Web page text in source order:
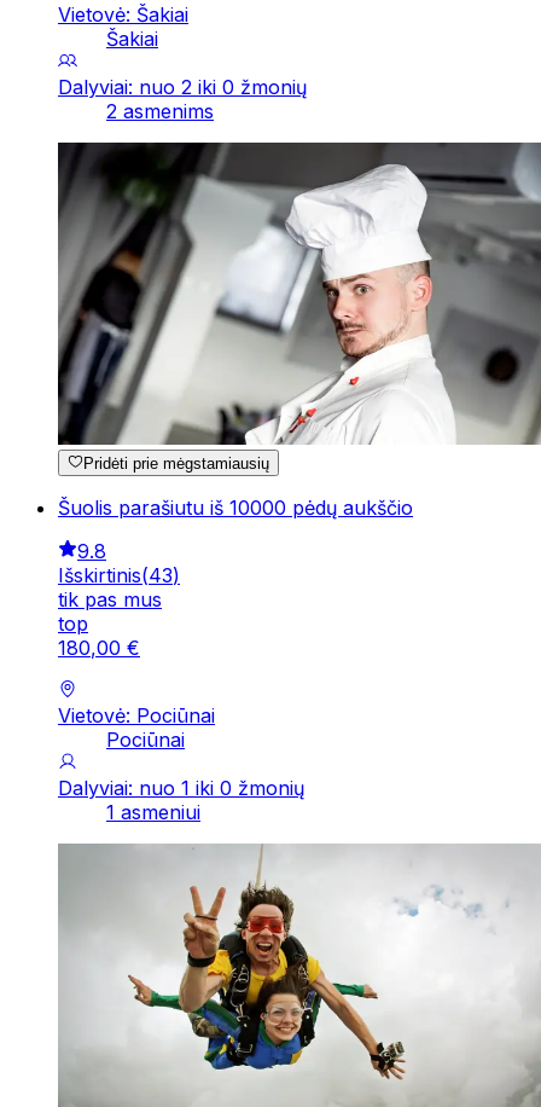
Vietovė: Šakiai
Šakiai
Dalyviai: nuo 2 iki 0 žmonių
2 asmenims
Pridėti prie mėgstamiausių
Šuolis parašiutu iš 10000 pėdų aukščio
9.8
Išskirtinis(43)
tik pas mus
top
180,00 €
Vietovė: Pociūnai
Pociūnai
Dalyviai: nuo 1 iki 0 žmonių
1 asmeniui